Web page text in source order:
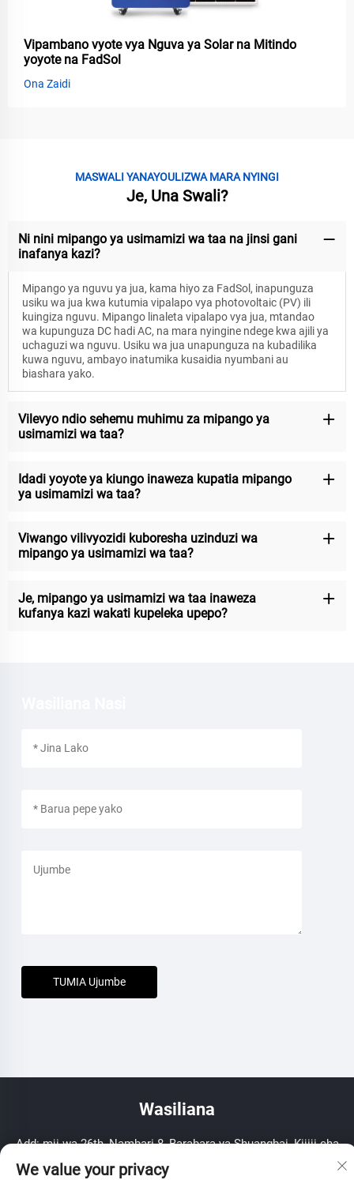
Vipambano vyote vya Nguva ya Solar na Mitindo
yoyote na FadSol
Ona Zaidi
MASWALI YANAYOULIZWA MARA NYINGI
Je, Una Swali?
Ni nini mipango ya usimamizi wa taa na jinsi gani
inafanya kazi?
Mipango ya nguvu ya jua, kama hiyo za FadSol, inapunguza
usiku wa jua kwa kutumia vipalapo vya photovoltaic (PV) ili
kuingiza nguvu. Mipango linaleta vipalapo vya jua, mtandao
wa kupunguza DC hadi AC, na mara nyingine ndege kwa ajili ya
uchaguzi wa nguvu. Usiku wa jua unapunguza na kubadilika
kuwa nguvu, ambayo inatumika kusaidia nyumbani au
biashara yako.
Vilevyo ndio sehemu muhimu za mipango ya
usimamizi wa taa?
Idadi yoyote ya kiungo inaweza kupatia mipango
ya usimamizi wa taa?
Viwango vilivyozidi kuboresha uzinduzi wa
mipango ya usimamizi wa taa?
Je, mipango ya usimamizi wa taa inaweza
kufanya kazi wakati kupeleka upepo?
TUMIA Ujumbe
Wasiliana
Add: mji wa 26th, Nambari 8, Barabara ya Shuangbai, Kijiji cha
Yuanhua, Haining, Zhejiang, PR China
We value your privacy